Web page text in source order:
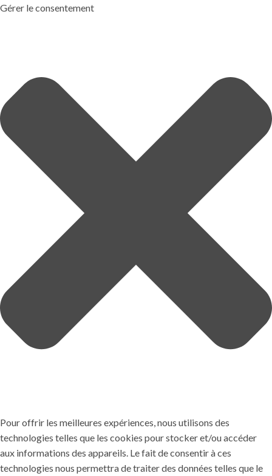
Gérer le consentement
Pour offrir les meilleures expériences, nous utilisons des
technologies telles que les cookies pour stocker et/ou accéder
aux informations des appareils. Le fait de consentir à ces
technologies nous permettra de traiter des données telles que le